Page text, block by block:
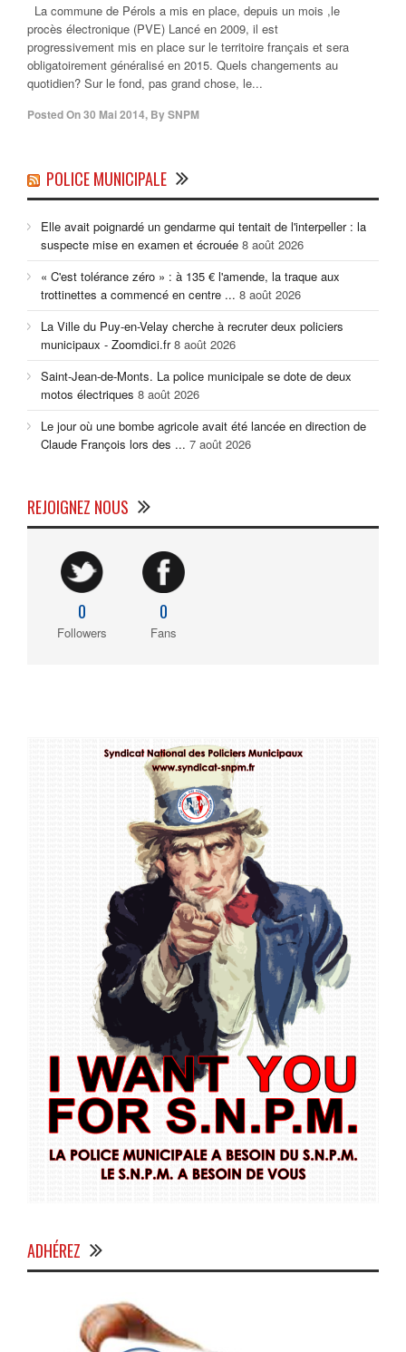
La commune de Pérols a mis en place, depuis un mois ,le
procès électronique (PVE) Lancé en 2009, il est
progressivement mis en place sur le territoire français et sera
obligatoirement généralisé en 2015. Quels changements au
quotidien? Sur le fond, pas grand chose, le...
Posted On30 Mai 2014, BySNPM
POLICE MUNICIPALE
Elle avait poignardé un gendarme qui tentait de l'interpeller : la
suspecte mise en examen et écrouée 8 août 2026
« C'est tolérance zéro » : à 135 € l'amende, la traque aux
trottinettes a commencé en centre ... 8 août 2026
La Ville du Puy-en-Velay cherche à recruter deux policiers
municipaux - Zoomdici.fr 8 août 2026
Saint-Jean-de-Monts. La police municipale se dote de deux
motos électriques 8 août 2026
Le jour où une bombe agricole avait été lancée en direction de
Claude François lors des ... 7 août 2026
REJOIGNEZ NOUS
0
Followers
0
Fans
ADHÉREZ